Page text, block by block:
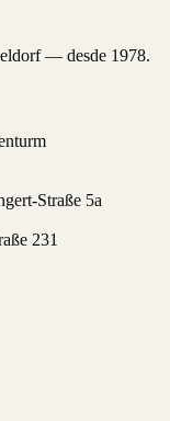
— desde 1978.
Straße 5a
231